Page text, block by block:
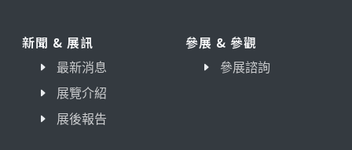
新聞 & 展訊
最新消息
展覽介紹
展後報告
參展 & 參觀
參展諮詢